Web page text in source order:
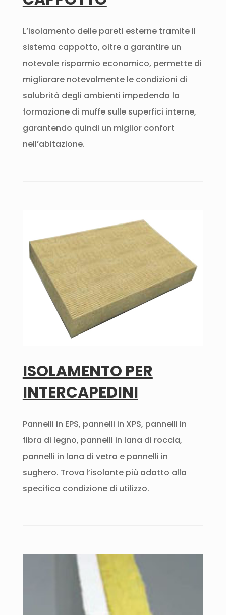
L’isolamento delle pareti esterne tramite il
sistema cappotto, oltre a garantire un
notevole risparmio economico, permette di
migliorare notevolmente le condizioni di
salubrità degli ambienti impedendo la
formazione di muffe sulle superfici interne,
garantendo quindi un miglior confort
nell’abitazione.
ISOLAMENTO PER
INTERCAPEDINI
Pannelli in EPS, pannelli in XPS, pannelli in
fibra di legno, pannelli in lana di roccia,
pannelli in lana di vetro e pannelli in
sughero. Trova l’isolante più adatto alla
specifica condizione di utilizzo.